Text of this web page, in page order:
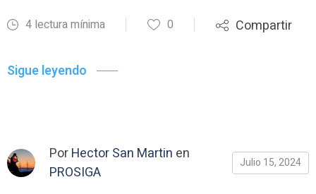
4 lectura mínima 0 Compartir
Sigue leyendo
PorHector San Martin en
PROSIGA
Julio 15, 2024